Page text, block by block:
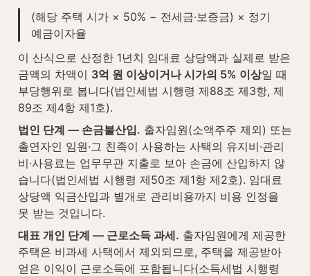
(해당 주택 시가 × 50% − 전세금·보증금) × 정기
예금이자율
이 산식으로 산정한 1년치 임대료 상당액과 실제로 받은
금액의 차액이 3억 원 이상이거나 시가의 5% 이상일 때
부당행위로 봅니다(법인세법 시행령 제88조 제3항, 제
89조 제4항 제1호).
법인 단계 — 손금불산입. 출자임원(소액주주 제외) 또는
출연자인 임원·그 친족이 사용하는 사택의 유지비·관리
비·사용료는 업무무관 지출로 보아 손금에 산입하지 않
습니다(법인세법 시행령 제50조 제1항 제2호). 임대료
상당액 익금산입과 별개로 관리비용까지 비용 인정을
못 받는 것입니다.
대표 개인 단계 — 근로소득 과세. 출자임원에게 제공한
주택은 비과세 사택에서 제외되므로, 주택을 제공받아
얻은 이익이 근로소득에 포함됩니다(소득세법 시행령